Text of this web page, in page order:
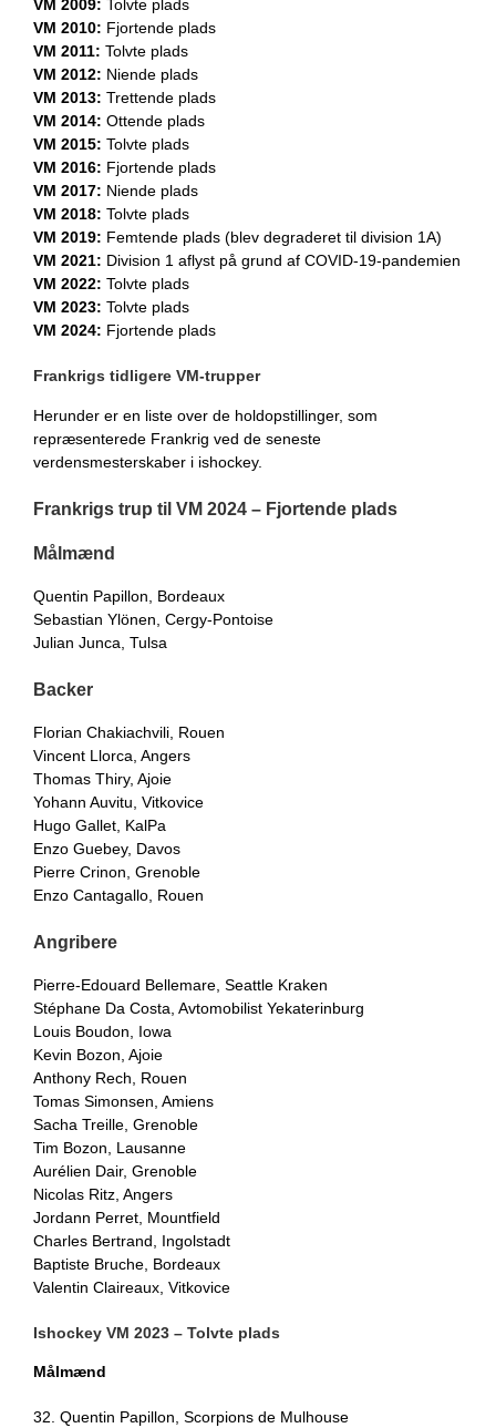
VM 2009: Tolvte plads
VM 2010: Fjortende plads
VM 2011: Tolvte plads
VM 2012: Niende plads
VM 2013: Trettende plads
VM 2014: Ottende plads
VM 2015: Tolvte plads
VM 2016: Fjortende plads
VM 2017: Niende plads
VM 2018: Tolvte plads
VM 2019: Femtende plads (blev degraderet til division 1A)
VM 2021: Division 1 aflyst på grund af COVID-19-pandemien
VM 2022: Tolvte plads
VM 2023: Tolvte plads
VM 2024: Fjortende plads
Frankrigs tidligere VM-trupper
Herunder er en liste over de holdopstillinger, som
repræsenterede Frankrig ved de seneste
verdensmesterskaber i ishockey.
Frankrigs trup til VM 2024 – Fjortende plads
Målmænd
Quentin Papillon, Bordeaux
Sebastian Ylönen, Cergy-Pontoise
Julian Junca, Tulsa
Backer
Florian Chakiachvili, Rouen
Vincent Llorca, Angers
Thomas Thiry, Ajoie
Yohann Auvitu, Vitkovice
Hugo Gallet, KalPa
Enzo Guebey, Davos
Pierre Crinon, Grenoble
Enzo Cantagallo, Rouen
Angribere
Pierre-Edouard Bellemare, Seattle Kraken
Stéphane Da Costa, Avtomobilist Yekaterinburg
Louis Boudon, Iowa
Kevin Bozon, Ajoie
Anthony Rech, Rouen
Tomas Simonsen, Amiens
Sacha Treille, Grenoble
Tim Bozon, Lausanne
Aurélien Dair, Grenoble
Nicolas Ritz, Angers
Jordann Perret, Mountfield
Charles Bertrand, Ingolstadt
Baptiste Bruche, Bordeaux
Valentin Claireaux, Vitkovice
Ishockey VM 2023 – Tolvte plads
Målmænd
32. Quentin Papillon, Scorpions de Mulhouse